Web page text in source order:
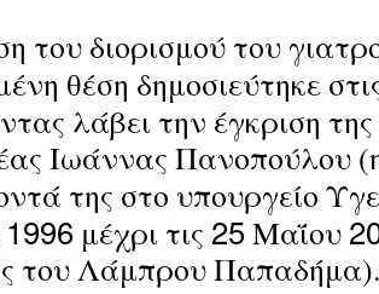
του διορισμού του
θέση δημοσιεύτηκε
λάβει την έγκριση
Ιωάννας Πανοπούλου
της στο υπουργείο
1996 μέχρι τις 25Μαΐου
του Λάμπρου Παπαδήμα).